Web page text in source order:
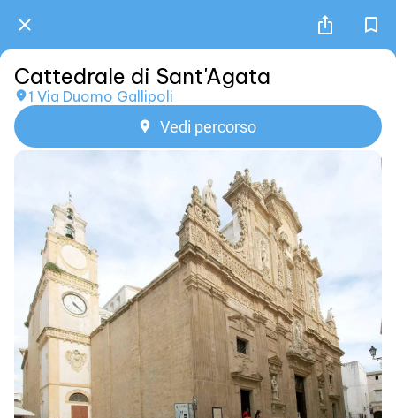
Cattedrale di Sant'Agata
1 Via Duomo Gallipoli
Vedi percorso